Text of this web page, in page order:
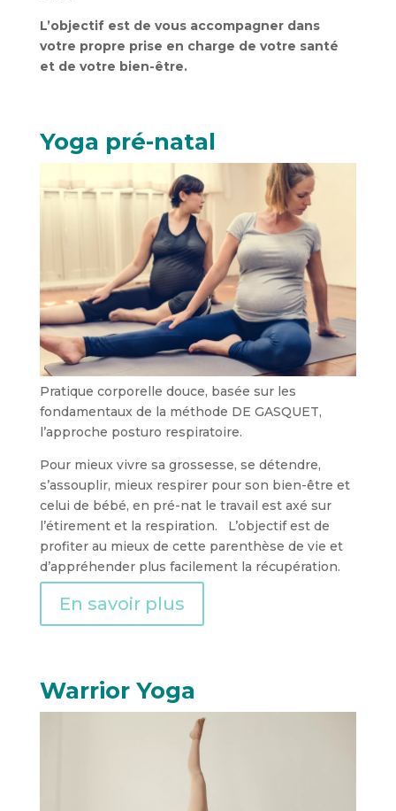
L’objectif est de vous accompagner dans
votre propre prise en charge de votre santé
et de votre bien-être.
Yoga pré-natal
Pratique corporelle douce, basée sur les
fondamentaux de la méthode DE GASQUET,
l’approche posturo respiratoire.
Pour mieux vivre sa grossesse, se détendre,
s’assouplir, mieux respirer pour son bien-être et
celui de bébé, en pré-nat le travail est axé sur
l’étirement et la respiration. L’objectif est de
profiter au mieux de cette parenthèse de vie et
d’appréhender plus facilement la récupération.
En savoir plus
Warrior Yoga